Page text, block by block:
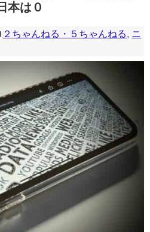
本は０
２ちゃんねる・５ちゃんねる, ニ